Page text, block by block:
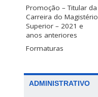
Promoção – Titular da
Carreira do Magistério
Superior – 2021 e
anos anteriores
Formaturas
ADMINISTRATIVO